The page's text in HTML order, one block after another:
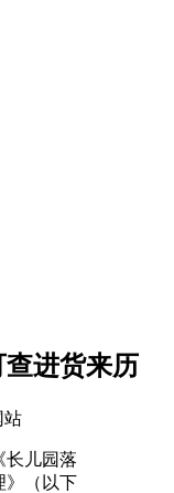
进货来历
站
儿园落
》（以下